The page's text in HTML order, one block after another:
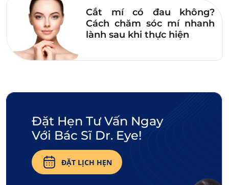
và hạn chế hình thành sẹo sau này.
5.2. Sau cắt mí có được uống sữa tươi
không?
chất tốt như chất đạm, vitamin… để nếp mí hồi
phục một cách tự nhiên nhưng chỉ nên uống
một lượng vừa phải và chọn sản phẩm có xuất
xứ minh bạch để đảm bảo an toàn.
Cắt mí có đau không?
Cách chăm sóc mí nhanh
lành sau khi thực hiện
Đặt Hẹn Tư Vấn Ngay
Với Bác Sĩ Dr. Eye!
ĐẶT LỊCH HẸN